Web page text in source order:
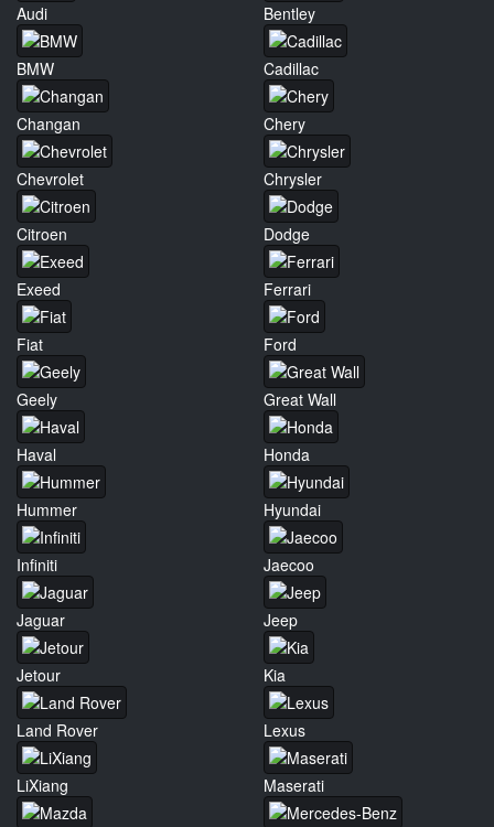
Audi Bentley
BMW Cadillac
Changan Chery
Chevrolet Chrysler
Citroen Dodge
Exeed Ferrari
Fiat Ford
Geely Great Wall
Haval Honda
Hummer Hyundai
Infiniti Jaecoo
Jaguar Jeep
Jetour Kia
Land Rover Lexus
LiXiang Maserati